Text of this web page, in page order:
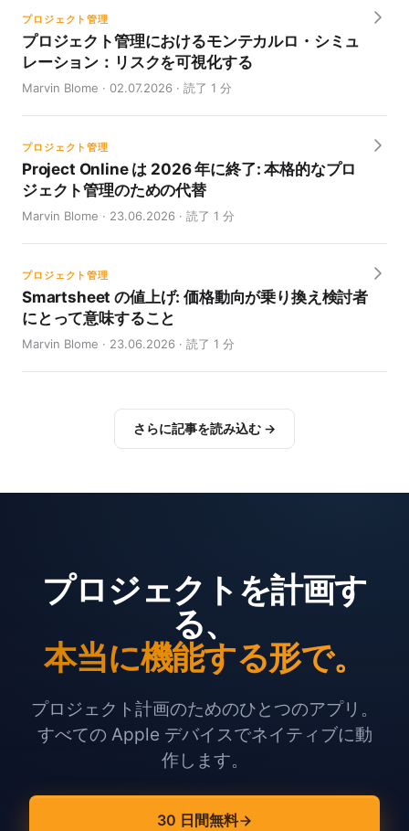
プロジェクト管理
プロジェクト管理におけるモンテカルロ・シミュ
レーション：リスクを可視化する
Marvin Blome · 02.07.2026 · 読了 1 分
プロジェクト管理
Project Online は 2026 年に終了: 本格的なプロ
ジェクト管理のための代替
Marvin Blome · 23.06.2026 · 読了 1 分
プロジェクト管理
Smartsheet の値上げ: 価格動向が乗り換え検討者
にとって意味すること
Marvin Blome · 23.06.2026 · 読了 1 分
さらに記事を読み込む →
プロジェクトを計画す
る、
本当に機能する形で。
プロジェクト計画のためのひとつのアプリ。
すべての Apple デバイスでネイティブに動
作します。
30 日間無料